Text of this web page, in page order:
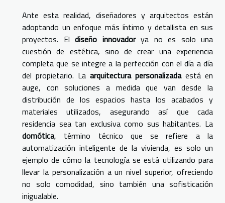
Ante esta realidad, diseñadores y arquitectos están
adoptando un enfoque más íntimo y detallista en sus
proyectos. El diseño innovadorya no es solo una
cuestión de estética, sino de crear una experiencia
completa que se integre a la perfección con el día a día
del propietario. La arquitectura personalizadaestá en
auge, con soluciones a medida que van desde la
distribución de los espacios hasta los acabados y
materiales utilizados, asegurando así que cada
residencia sea tan exclusiva como sus habitantes. La
domótica, término técnico que se refiere a la
automatización inteligente de la vivienda, es solo un
ejemplo de cómo la tecnología se está utilizando para
llevar la personalización a un nivel superior, ofreciendo
no solo comodidad, sino también una sofisticación
inigualable.